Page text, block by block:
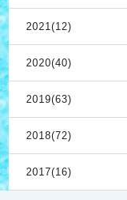
2021(12)
2020(40)
2019(63)
2018(72)
2017(16)